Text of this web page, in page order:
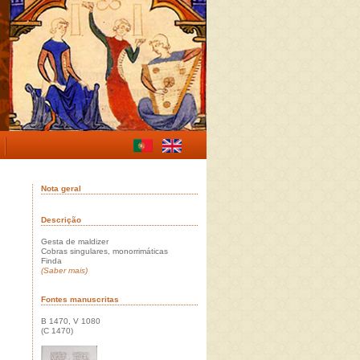
Nota geral
Descrição
Gesta de maldizer
Cobras singulares, monorrimáticas
Finda
(Saber mais)
Fontes manuscritas
B 1470, V 1080
(C 1470)